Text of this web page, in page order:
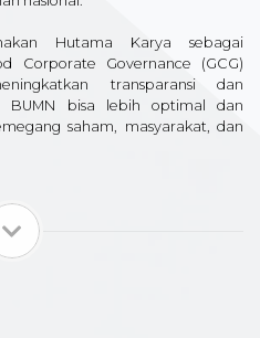
Hutama Karya sebagai
Corporate Governance (GCG)
transparansi dan
BUMN bisa lebih optimal dan
saham, masyarakat, dan